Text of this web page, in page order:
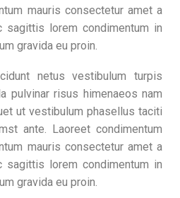
mauris consectetur amet a
sagittis lorem condimentum in
gravida eu proin.
netus vestibulum turpis
pulvinar risus himenaeos nam
ut vestibulum phasellus taciti
ante. Laoreet condimentum
mauris consectetur amet a
sagittis lorem condimentum in
gravida eu proin.